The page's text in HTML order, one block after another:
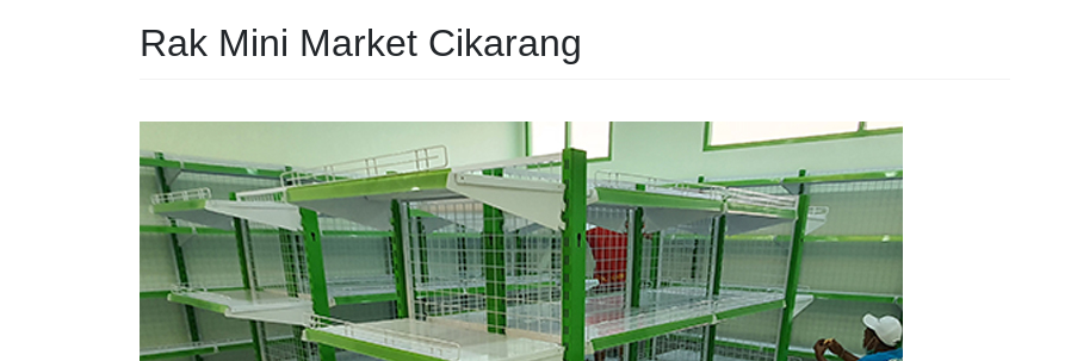
Rak Mini Market Cikarang